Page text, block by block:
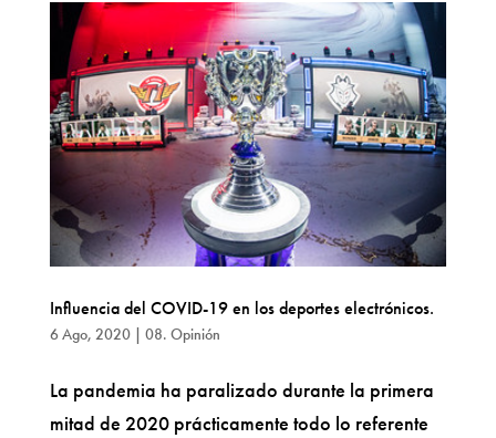
Influencia del COVID-19 en los deportes electrónicos.
6 Ago, 2020| 08. Opinión
La pandemia ha paralizado durante la primera
mitad de 2020 prácticamente todo lo referente